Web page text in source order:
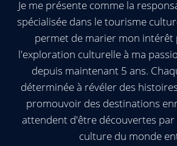
Je me présente comme la
spécialisée dans le tourisme
permet de marier mon
l'exploration culturelle à ma
depuis maintenant 5 ans.
déterminée à révéler des
promouvoir des destinations
attendent d'être découvertes
culture du monde